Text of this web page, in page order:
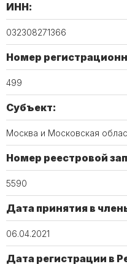
ИНН:
032308271366
Номер
499
Субъект:
Москва и Московская
Номер реестровой
5590
Дата принятия в
06.04.2021
Дата регистрации в